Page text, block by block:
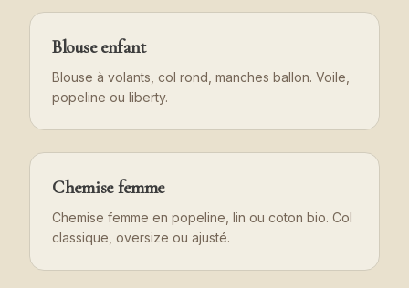
Blouse enfant
Blouse à volants, col rond, manches ballon. Voile,
popeline ou liberty.
Chemise femme
Chemise femme en popeline, lin ou coton bio. Col
classique, oversize ou ajusté.